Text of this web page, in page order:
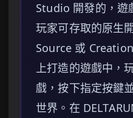
Studio 開發的，遊
玩家可存取的原生
Source 或
上打造的遊戲中，
戲，按下指定按鍵
世界。在